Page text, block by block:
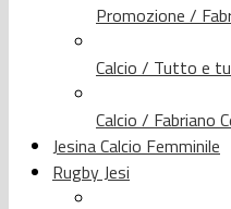
Promozione /
Calcio / Tutto e
Calcio / Fabriano
Jesina Calcio Femminile
Rugby Jesi